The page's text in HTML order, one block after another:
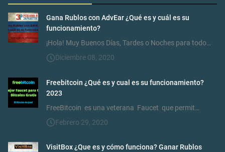
Gana Rublos con AdvEar ¿Qué es y cuál es su
funcionamiento?
¡Hola! Muy Buenos Días, Tardes o Noches para todo…
Diciembre 08, 2020
Freebitcoin ¿Qué es y cual es su funcionamiento?
2023
FreeBitcoin es una veterana Faucet que permit…
Febrero 29, 2020
VisitBox ¿Que es y cómo funciona? Ganar Rublos